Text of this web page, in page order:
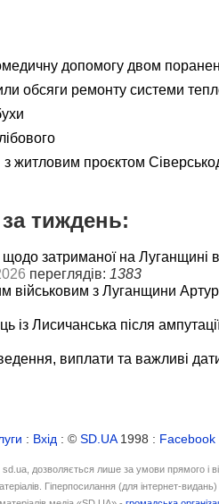
допомогу двом
обсяги ремонту системи
житловим проєктом
тиждень:
затриманої на Луганщині
переглядів: 1383
військовим з Луганщини
із Лисичанська після
виплати та важливі
: Вхід : © SD.UA1998 : Facebook
sd.ua, дозволяється лише за умови прямого
Гіперпосилання (для інтернет-